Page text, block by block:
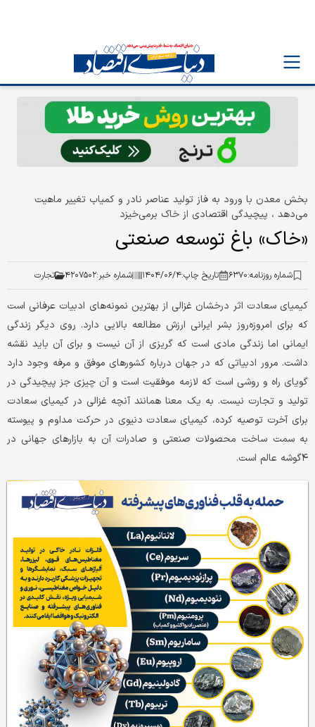
بخش معدن با ورود به فاز تولید عناصر نادر و کمیاب تغییر ماهیت
می‌دهد ، پیچیدگی اقتصادی از خاک برمی‌خیزد
«خاک» باغ توسعه صنعتی
شماره روزنامه:۶۳۷۰ تاریخ چاپ:۱۴۰۴/۰۶/۴ شماره خبر:۴۲۰۷۵۰۲ تجارت
کیمیای سعادت اثر درخشان غزالی از بهترین نمونه‌های ادبیات عرفانی است
که برای امروزه‌روز بشر ایرانی ارزش مطالعه بالایی دارد. روی دیگر زندگی
ایمانی اما زندگی مادی است که گریزی از آن نیست و برای آن باید نقشه
داشت. مرور ادبیاتی که در جهان درباره کشورهای موفق و مرفه وجود دارد
گویای راه و روشی است که لازمه موفقیت است و آن چیزی جز پیچیدگی در
تولید و تجارت نیست. به یک معنا همانند آنچه غزالی در کیمیای سعادت
برای آخرت توصیه کرده، کیمیای سعادت دنیوی در حرکت مداوم و پیوسته
به سمت ساخت محصولات صنعتی و صادرات آن به بازارهای جهانی در
۴گوشه عالم است.